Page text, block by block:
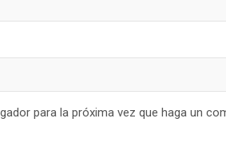
para la próxima vez que haga un